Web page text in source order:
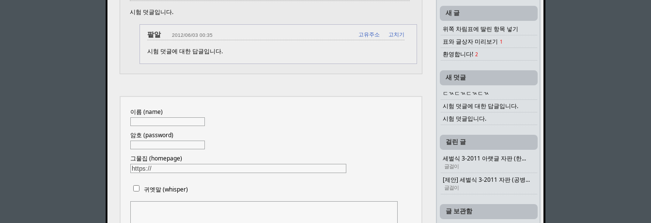
시험 덧글입니다.
팥알 2012/06/03 00:35 고유주소 고치기
시험 덧글에 대한 답글입니다.
이름 (name)
암호 (password)
그물집 (homepage)
귀엣말 (whisper)
새 글
위쪽 차림표에 딸린 항목 넣기
표와 글상자 미리보기 1
환영합니다! 2
새 덧글
ㄷㄳㄷㄳㄷㄳㄷㄳ
시험 덧글에 대한 답글입니다.
시험 덧글입니다.
걸린 글
세벌식 3-2011 아랫글 자판 (한...
글걸이
[제안] 세벌식 3-2011 자판 (공병...
글걸이
글 보관함